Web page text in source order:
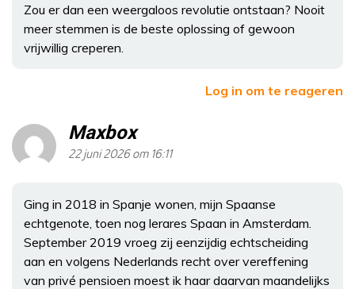
Zou er dan een weergaloos revolutie ontstaan? Nooit
meer stemmen is de beste oplossing of gewoon
vrijwillig creperen.
Log in om te reageren
Maxbox
22 juni 2026 om 16:11
Ging in 2018 in Spanje wonen, mijn Spaanse
echtgenote, toen nog lerares Spaan in Amsterdam.
September 2019 vroeg zij eenzijdig echtscheiding
aan en volgens Nederlands recht over vereffening
van privé pensioen moest ik haar daarvan maandelijks